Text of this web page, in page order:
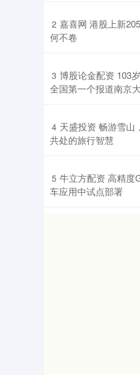
2 嘉喜网 港股上新
何不卷
3 博股论金配资 103
全国第一个报道南京
4 天盛投资 畅游雪山
共处的旅行智慧
5 牛立方配资 高精度
车应用中试点部署